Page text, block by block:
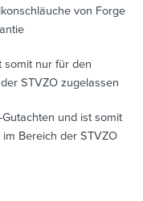
von Forge
somit nur für den
STVZO zugelassen
und ist somit
Bereich der STVZO